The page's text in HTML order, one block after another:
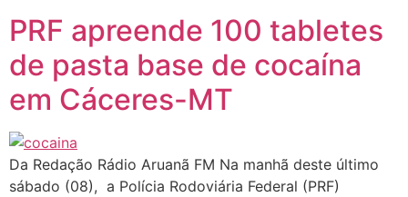
PRF apreende 100 tabletes
de pasta base de cocaína
em Cáceres-MT
Da Redação Rádio Aruanã FM Na manhã deste último
sábado (08), a Polícia Rodoviária Federal (PRF)